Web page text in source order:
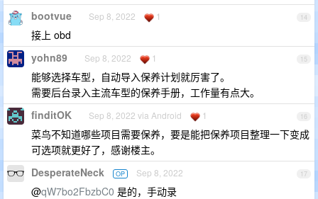
14
bootvue Sep 8, 2022 1
接上 obd
15
yohn89 Sep 8, 2022 1
能够选择车型，自动导入保养计划就厉害了。
需要后台录入主流车型的保养手册，工作量有点大。
16
finditOK Sep 8, 2022 via Android 1
菜鸟不知道哪些项目需要保养，要是能把保养项目整理一下变成
可选项就更好了，感谢楼主。
17
DesperateNeck OP Sep 8, 2022
@qW7bo2FbzbC0 是的，手动录